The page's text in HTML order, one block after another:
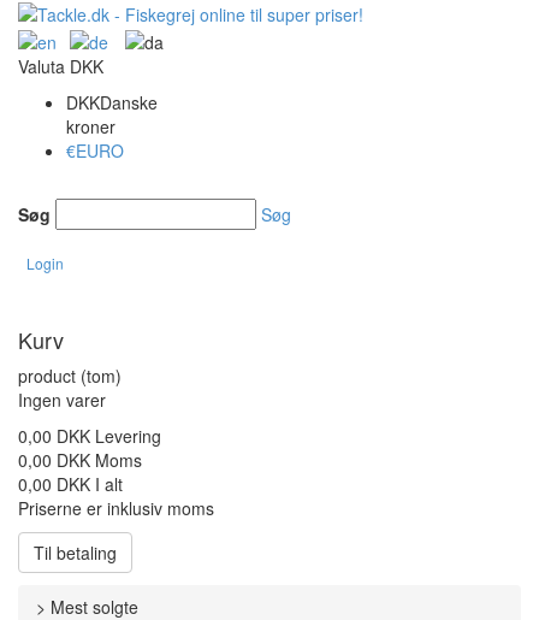
Valuta DKK
DKKDanske
kroner
€EURO
Søg Søg
Login
Kurv
product (tom)
Ingen varer
0,00 DKK Levering
0,00 DKK Moms
0,00 DKK I alt
Priserne er inklusiv moms
Til betaling
> Mest solgte